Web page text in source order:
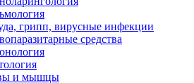
грипп, вирусные инфекции
средства
и мышцы